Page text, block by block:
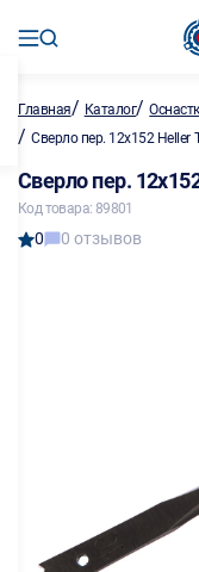
Главная/ Каталог/
/ Сверло пер. 12х152 Heller
Сверло пер.
Код товара: 89801
0 0 отзывов